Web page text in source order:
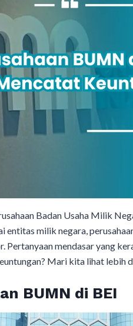
Badan Usaha Milik
entitas milik negara,
Pertanyaan mendasar yang
Mari kita lihat lebih
BUMN di BEI